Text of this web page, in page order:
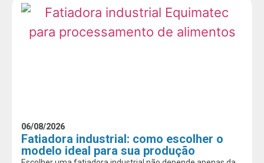
06/08/2026
Fatiadora industrial: como escolher o
modelo ideal para sua produção